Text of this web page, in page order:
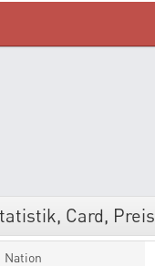
Card, Preis
Nation